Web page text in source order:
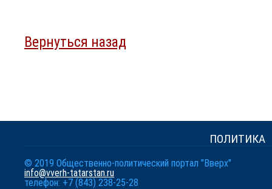
Вернуться назад
ПОЛИТИКА
© 2019 Общественно-политический портал "Вверх"
info@vverh-tatarstan.ru
телефон: +7 (843) 238-25-28